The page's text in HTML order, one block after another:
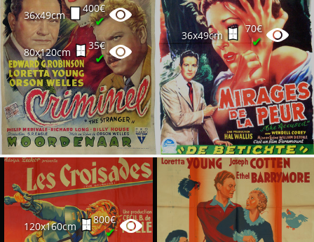
36x49cm
400€
✔
80x120cm
35€
✔
36x49cm
70€
✔
120x160cm
800€
✔